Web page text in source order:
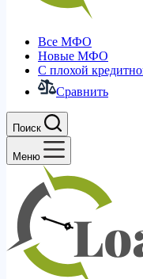
Все МФО
Новые МФО
С плохой
Сравнить
Поиск
Меню